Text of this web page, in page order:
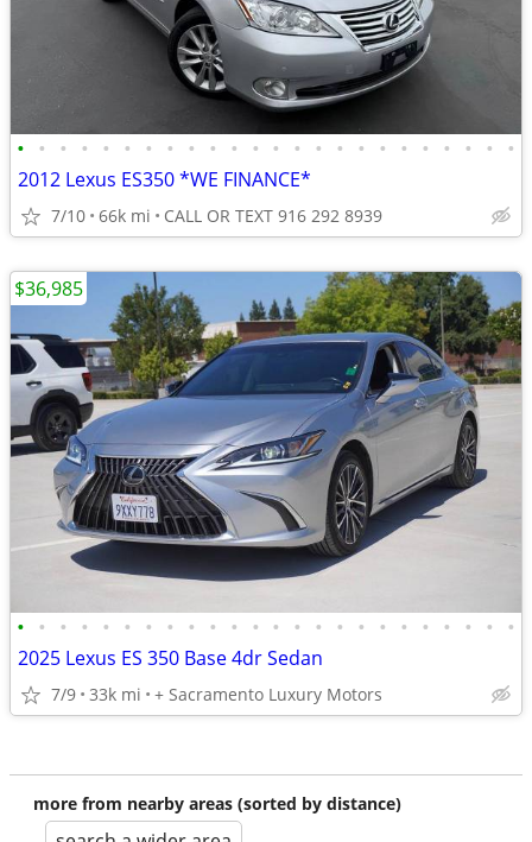
• • • • • • • • • • • • • • • • • • • • • • • •
2012 Lexus ES350 *WE FINANCE*
7/10 66k mi CALL OR TEXT 916 292 8939
• • • • • • • • • • • • • • • • • • • • • • • •
2025 Lexus ES 350 Base 4dr Sedan
7/9 33k mi + Sacramento Luxury Motors
$36,985
more from nearby areas (sorted by distance)